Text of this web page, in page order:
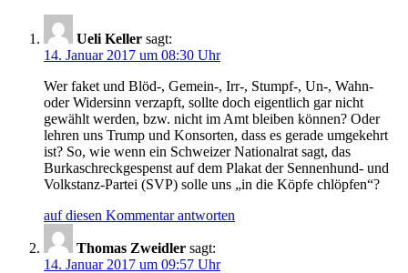
Ueli Keller sagt:
14. Januar 2017 um 08:30 Uhr
Wer faket und Blöd-, Gemein-, Irr-, Stumpf-, Un-, Wahn-
oder Widersinn verzapft, sollte doch eigentlich gar nicht
gewählt werden, bzw. nicht im Amt bleiben können? Oder
lehren uns Trump und Konsorten, dass es gerade umgekehrt
ist? So, wie wenn ein Schweizer Nationalrat sagt, das
Burkaschreckgespenst auf dem Plakat der Sennenhund- und
Volkstanz-Partei (SVP) solle uns „in die Köpfe chlöpfen“?
auf diesen Kommentar antworten
Thomas Zweidler sagt:
14. Januar 2017 um 09:57 Uhr